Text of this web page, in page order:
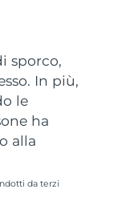
sporco,
In più,
le
ha
alla
da terzi
08.08.2026
16.08.2026